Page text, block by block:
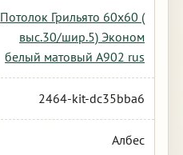
Потолок Грильято 60х60 (
выс.30/шир.5) Эконом
белый матовый А902 rus
2464-kit-dc35bba6
Албес